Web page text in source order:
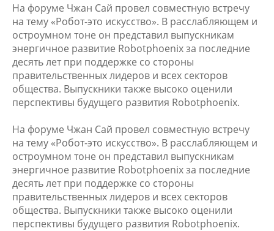
На форуме Чжан Сай провел совместную встречу
на тему «Робот-это искусство». В расслабляющем и
остроумном тоне он представил выпускникам
энергичное развитие Robotphoenix за последние
десять лет при поддержке со стороны
правительственных лидеров и всех секторов
общества. Выпускники также высоко оценили
перспективы будущего развития Robotphoenix.
На форуме Чжан Сай провел совместную встречу
на тему «Робот-это искусство». В расслабляющем и
остроумном тоне он представил выпускникам
энергичное развитие Robotphoenix за последние
десять лет при поддержке со стороны
правительственных лидеров и всех секторов
общества. Выпускники также высоко оценили
перспективы будущего развития Robotphoenix.